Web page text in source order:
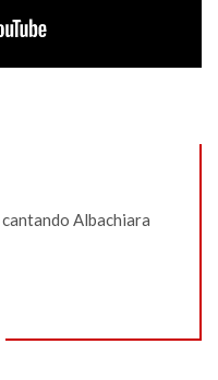
Albachiara